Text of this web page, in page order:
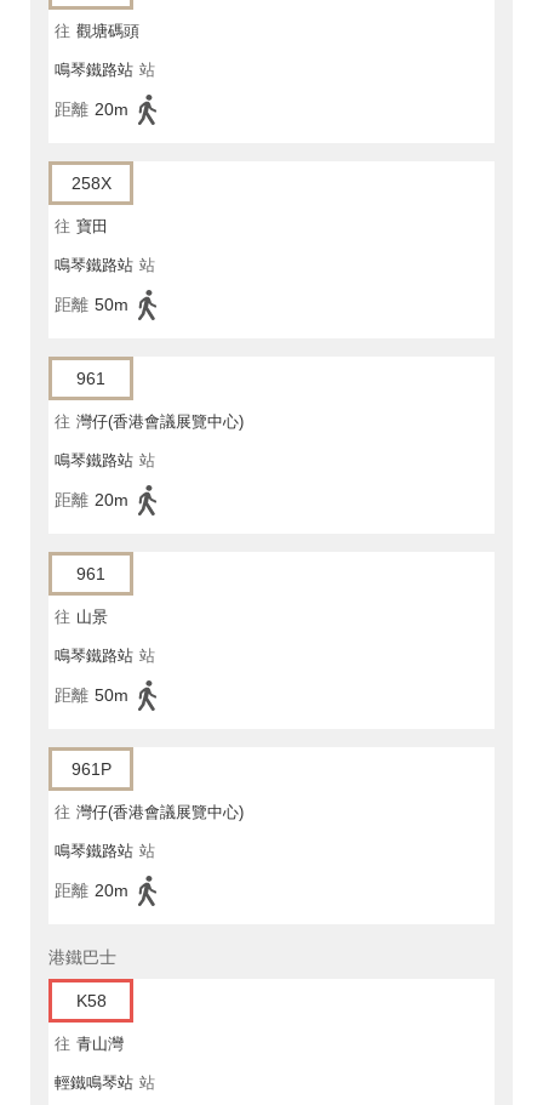
往 觀塘碼頭
鳴琴鐵路站 站
距離 20m
258X
往 寶田
鳴琴鐵路站 站
距離 50m
961
往 灣仔(香港會議展覽中心)
鳴琴鐵路站 站
距離 20m
961
往 山景
鳴琴鐵路站 站
距離 50m
961P
往 灣仔(香港會議展覽中心)
鳴琴鐵路站 站
距離 20m
港鐵巴士
K58
往 青山灣
輕鐵鳴琴站 站